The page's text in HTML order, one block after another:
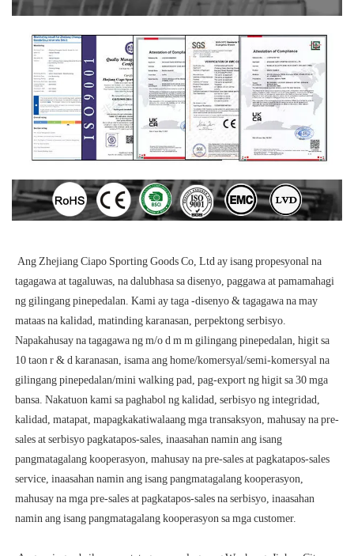
tagagawa at tagaluwas, na dalubhasa sa disenyo, paggawa at pamamahagi
ng gilingang pinepedalan. Kami ay taga -disenyo & tagagawa na may
mataas na kalidad, matinding karanasan, perpektong serbisyo.
Napakahusay na tagagawa ng m/o d m m gilingang pinepedalan, higit sa
10 taon r & d karanasan, isama ang home/komersyal/semi-komersyal na
gilingang pinepedalan/mini walking pad, pag-export ng higit sa 30 mga
bansa. Nakatuon kami sa paghabol ng kalidad, serbisyo ng integridad,
kalidad, matapat, mapagkakatiwalaang mga transaksyon, mahusay na pre-
sales at serbisyo pagkatapos-sales, inaasahan namin ang isang
pangmatagalang kooperasyon, mahusay na pre-sales at pagkatapos-sales
service, inaasahan namin ang isang pangmatagalang kooperasyon,
mahusay na mga pre-sales at pagkatapos-sales na serbisyo, inaasahan